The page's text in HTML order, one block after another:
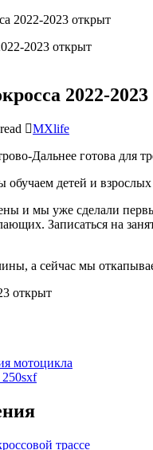
2022-2023 открыт
2022-
MXlife
Дальнее готова для
обучаем детей и
и мы уже сделали
Записаться на
а сейчас мы
мотоцикла